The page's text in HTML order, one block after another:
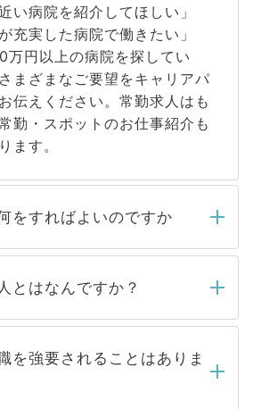
い病院を紹介してほしい」
充実した病院で働きたい」
万円以上の病院を探してい
まざまなご要望をキャリアパ
伝えください。常勤求人はも
勤・スポットのお仕事紹介も
ます。
をすればよいのですか
きましたら、弊社担当者がご
認し、その後メールもしくは
5営業日以内にはご連絡をせて
ので、しばらくお待ちくださ
とはなんですか？
で取り扱っている求人の
、Webサイトからご覧いただ
開求人」です。非公開求人は
よって、一般には公開してい
を強要されることはありま